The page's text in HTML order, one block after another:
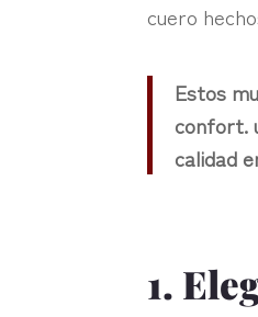
cuero
Estos
confort.
calidad
1.